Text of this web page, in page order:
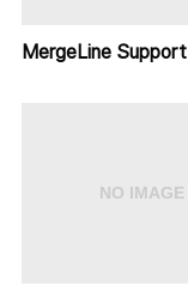
MergeLine Support